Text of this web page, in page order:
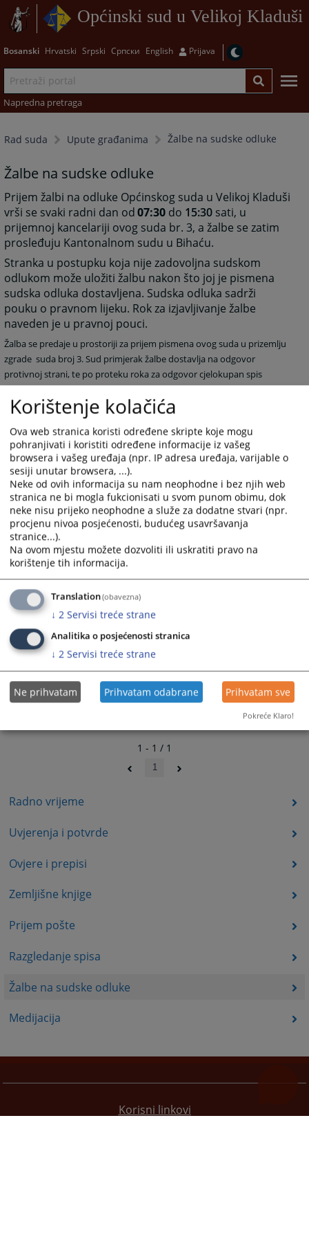
Općinski sud u Velikoj Kladuši
Bosanski Hrvatski Srpski Српски English Prijava
Napredna pretraga
Rad suda Upute građanima Žalbe na sudske odluke
Radno vrijeme
Uvjerenja i potvrde
Ovjere i prepisi
Zemljišne knjige
Prijem pošte
Razgledanje spisa
Žalbe na sudske odluke
Medijacija
Žalbe na sudske odluke
Prijem žalbi na odluke Općinskog suda u Velikoj Kladuši
vrši se svaki radni dan od07:30 do 15:30 sati, u
prijemnoj kancelariji ovog suda br. 3, a žalbe se zatim
prosleđuju Kantonalnom sudu u Bihaću.
Stranka u postupku koja nije zadovoljna sudskom
odlukom može uložiti žalbu nakon što joj je pismena
sudska odluka dostavljena. Sudska odluka sadrži
pouku o pravnom lijeku. Rok za izjavljivanje žalbe
naveden je u pravnoj pouci.
Žalba se predaje u prostoriji za prijem pismena ovog suda u prizemlju
zgrade suda broj 3. Sud primjerak žalbe dostavlja na odgovor
protivnoj strani, te po proteku roka za odgovor cjelokupan spis
predmeta se dostavlja Kantonalnom sudu u Bihaćukoji je nadležan
da odlučuje o žalbi.
1862PREGLEDA
1 - 1 / 1
1
Korisni linkovi
Korištenje kolačića
Ova web stranica koristi određene skripte koje mogu
pohranjivati i koristiti određene informacije iz vašeg
browsera i vašeg uređaja (npr. IP adresa uređaja, varijable o
sesiji unutar browsera, ...).
Neke od ovih informacija su nam neophodne i bez njih web
stranica ne bi mogla fukcionisati u svom punom obimu, dok
neke nisu prijeko neophodne a služe za dodatne stvari (npr.
procjenu nivoa posjećenosti, budućeg usavršavanja
stranice...).
Na ovom mjestu možete dozvoliti ili uskratiti pravo na
korištenje tih informacija.
Translation(obavezna)
↓ 2 Servisi treće strane
Analitika o posjećenosti stranica
↓ 2 Servisi treće strane
Ne prihvatam Prihvatam odabrane Prihvatam sve
Pokreće Klaro!